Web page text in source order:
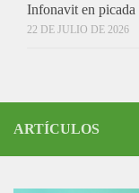
Infonavit en picada
22 DE JULIO DE 2026
ARTÍCULOS